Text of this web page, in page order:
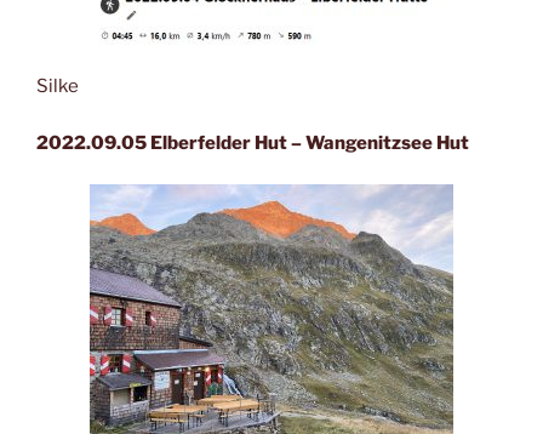
Silke
2022.09.05 Elberfelder Hut – Wangenitzsee Hut